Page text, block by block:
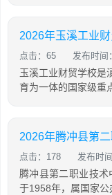
2026年玉溪工业
点击：65 发布时间
玉溪工业财贸学校是
育为一体的国家级重
点击：178 发布时
腾冲县第二职业技
于1958年，属国家